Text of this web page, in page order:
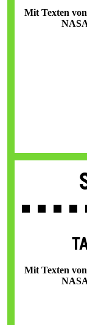
Mit Texten
Mit Texten